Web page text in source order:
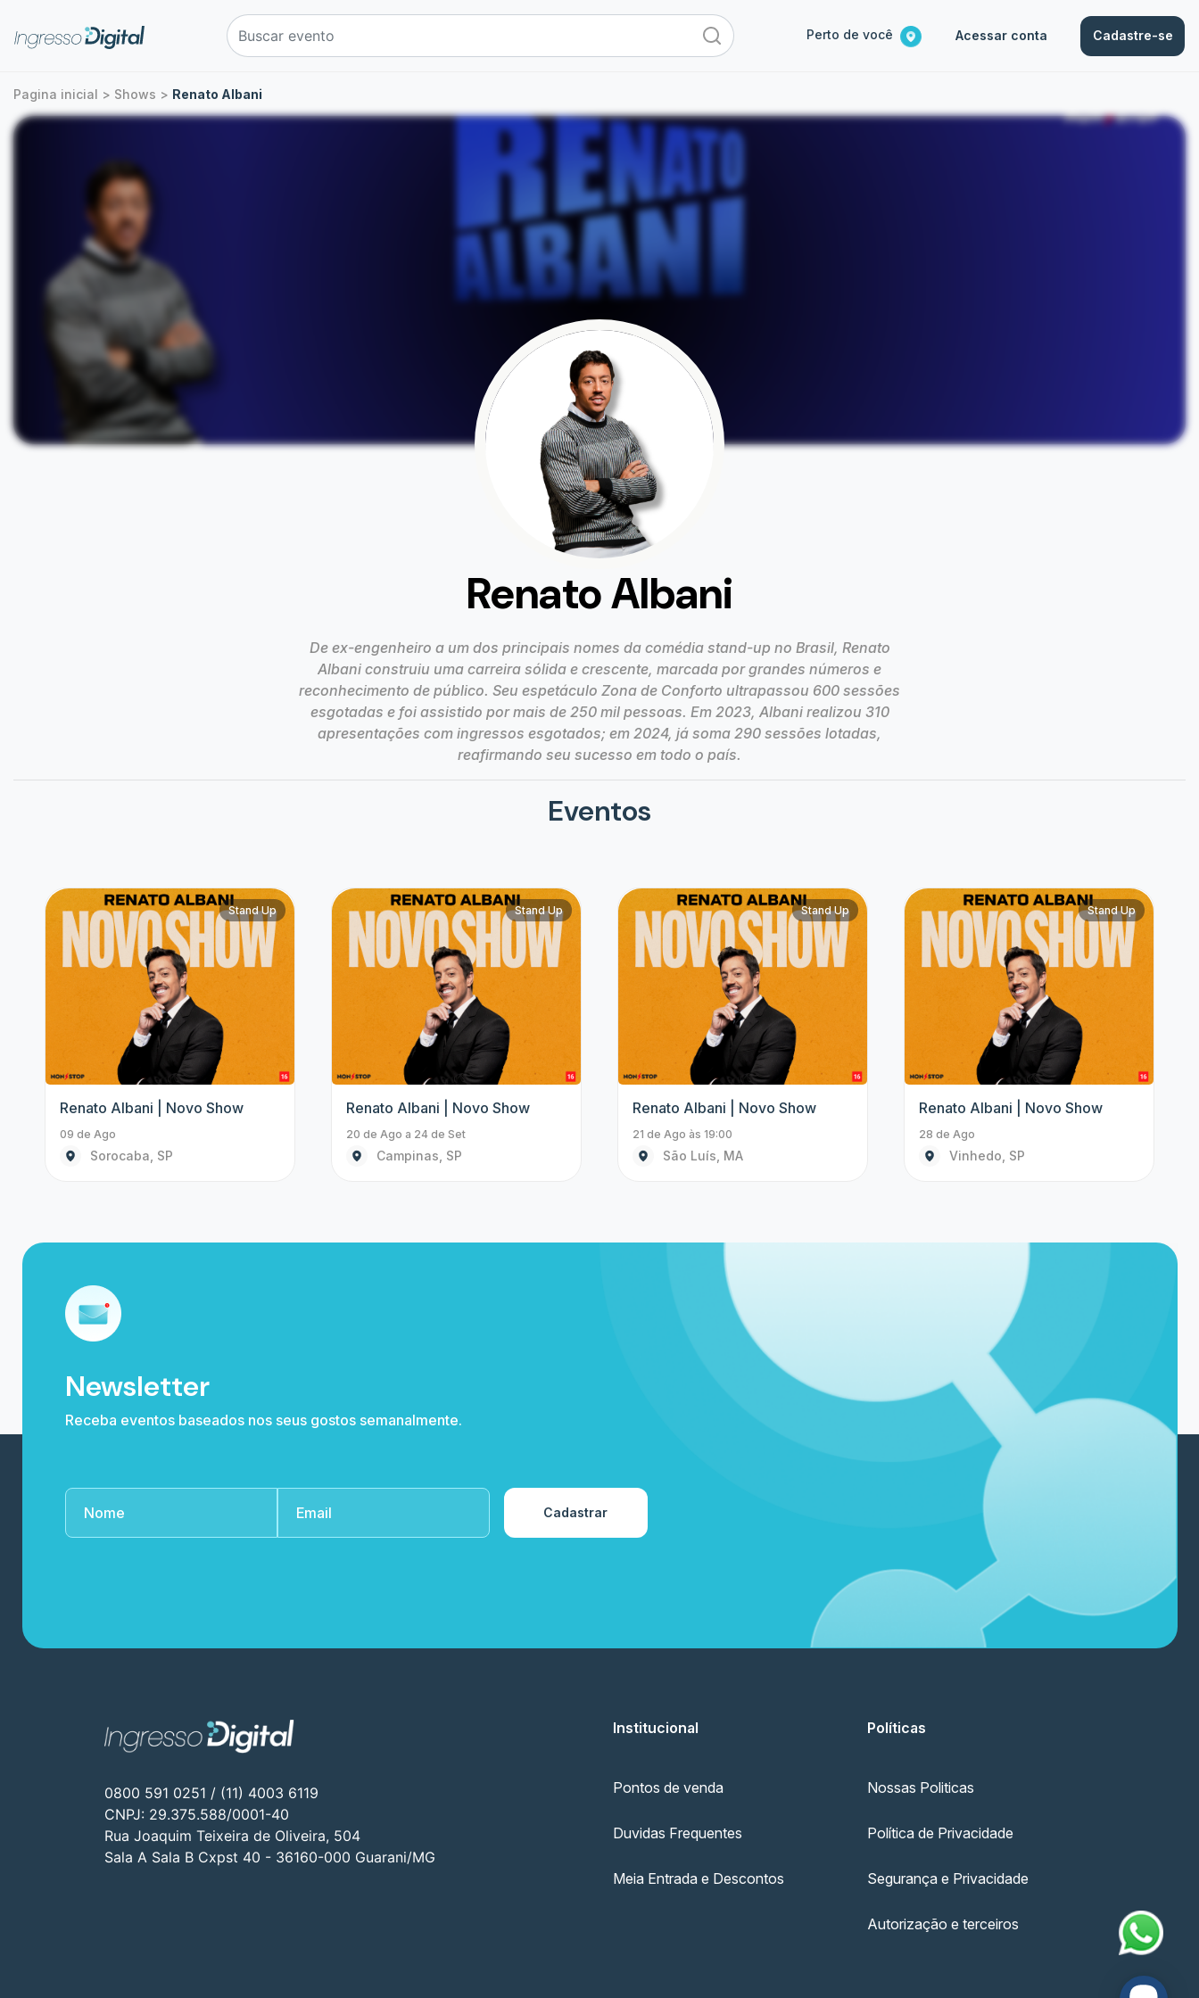
Perto de você Acessar conta Cadastre-se
Pagina inicial > Shows > Renato Albani
Renato Albani
De ex-engenheiro a um dos principais nomes da comédia stand-up no Brasil, Renato
Albani construiu uma carreira sólida e crescente, marcada por grandes números e
reconhecimento de público. Seu espetáculo Zona de Conforto ultrapassou 600 sessões
esgotadas e foi assistido por mais de 250 mil pessoas. Em 2023, Albani realizou 310
apresentações com ingressos esgotados; em 2024, já soma 290 sessões lotadas,
reafirmando seu sucesso em todo o país.
Eventos
Stand Up
Renato Albani | Novo Show
09 de Ago
Sorocaba, SP
Stand Up
Renato Albani | Novo Show
20 de Ago a 24 de Set
Campinas, SP
Stand Up
Renato Albani | Novo Show
21 de Ago às 19:00
São Luís, MA
Stand Up
Renato Albani | Novo Show
28 de Ago
Vinhedo, SP
Newsletter
Receba eventos baseados nos seus gostos semanalmente.
Cadastrar
0800 591 0251 / (11) 4003 6119
CNPJ: 29.375.588/0001-40
Rua Joaquim Teixeira de Oliveira, 504
Sala A Sala B Cxpst 40 - 36160-000 Guarani/MG
Institucional
Pontos de venda
Duvidas Frequentes
Meia Entrada e Descontos
Políticas
Nossas Politicas
Política de Privacidade
Segurança e Privacidade
Autorização e terceiros